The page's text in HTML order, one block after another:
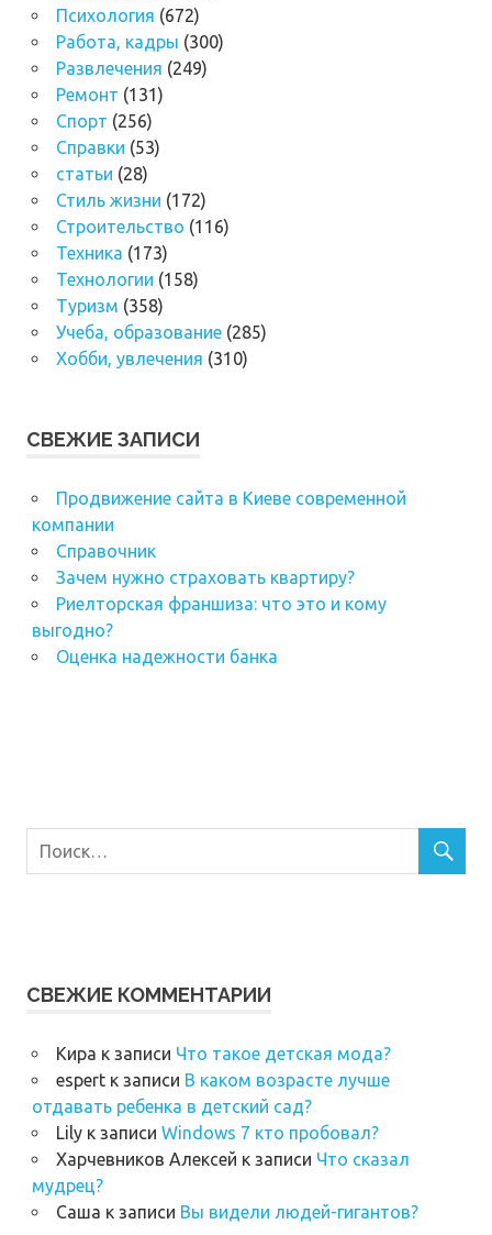
Психология (672)
Работа, кадры (300)
Развлечения (249)
Ремонт (131)
Спорт (256)
Справки (53)
статьи (28)
Стиль жизни (172)
Строительство (116)
Техника (173)
Технологии (158)
Туризм (358)
Учеба, образование(285)
Хобби, увлечения (310)
СВЕЖИЕ ЗАПИСИ
Продвижение сайта в Киеве современной
компании
Справочник
Зачем нужно страховать квартиру?
Риелторская франшиза: что это и кому
выгодно?
Оценка надежности банка
СВЕЖИЕ КОММЕНТАРИИ
Кира к записи Что такое детская мода?
espertк записи В каком возрасте лучше
отдавать ребенка в детский сад?
Lilyк записи Windows 7 кто пробовал?
Харчевников Алексей к записи Что сказал
мудрец?
Саша к записи Вы видели людей-гигантов?